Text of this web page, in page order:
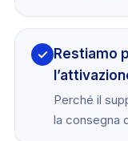
✓ Restiamo
Perché il
la consegna